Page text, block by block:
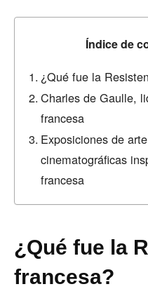
Índice de
¿Qué fue la
Charles de Gaulle,
francesa
Exposiciones de
cinematográficas
francesa
¿Qué fue la
francesa?